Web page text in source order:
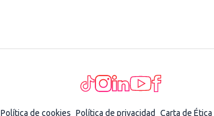
Política de cookies Política de privacidad Carta de Ética